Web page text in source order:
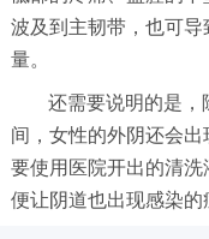
波及到主韧带，也可
量。
还需要说明的是，
间，女性的外阴还会
要使用医院开出的清
便让阴道也出现感染的